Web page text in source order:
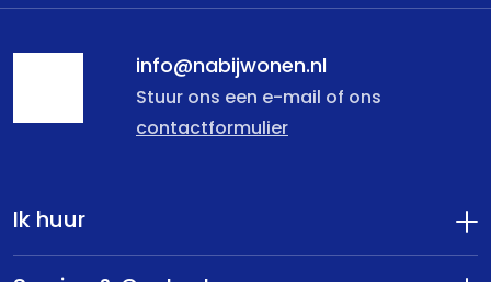
info@nabijwonen.nl
Stuur ons een e-mail of ons
contactformulier
Ik huur